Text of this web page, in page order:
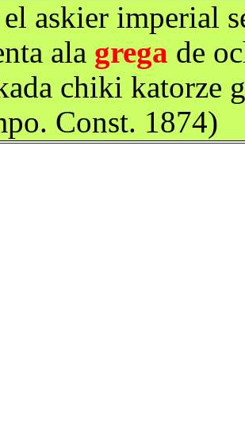
askier imperial
ala grega de
chiki katorze
Const. 1874)